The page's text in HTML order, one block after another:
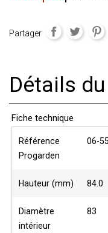
Partager
Détails
Fiche technique
Référence
Progarden
06-
Hauteur (mm) 84.0
Diamètre
intérieur
83